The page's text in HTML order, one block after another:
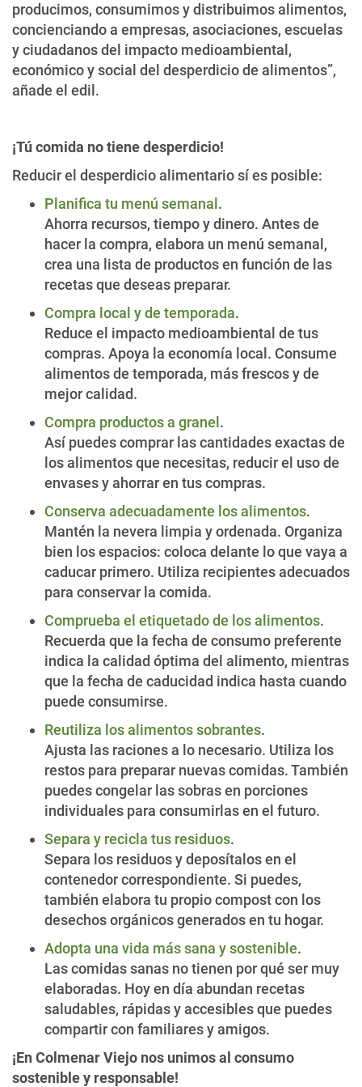
producimos, consumimos y distribuimos alimentos,
concienciando a empresas, asociaciones, escuelas
y ciudadanos del impacto medioambiental,
económico y social del desperdicio de alimentos”,
añade el edil.
¡Tú comida no tiene desperdicio!
Reducir el desperdicio alimentario sí es posible:
Planifica tu menú semanal .
Ahorra recursos, tiempo y dinero. Antes de
hacer la compra, elabora un menú semanal,
crea una lista de productos en función de las
recetas que deseas preparar.
Compra local y de temporada.
Reduce el impacto medioambiental de tus
compras. Apoya la economía local. Consume
alimentos de temporada, más frescos y de
mejor calidad.
Compra productos a granel .
Así puedes comprar las cantidades exactas de
los alimentos que necesitas, reducir el uso de
envases y ahorrar en tus compras.
Conserva adecuadamente los alimentos.
Mantén la nevera limpia y ordenada. Organiza
bien los espacios: coloca delante lo que vaya a
caducar primero. Utiliza recipientes adecuados
para conservar la comida.
Comprueba el etiquetado de los alimentos.
Recuerda que la fecha de consumo preferente
indica la calidad óptima del alimento, mientras
que la fecha de caducidad indica hasta cuando
puede consumirse.
Reutiliza los alimentos sobrantes.
Ajusta las raciones a lo necesario. Utiliza los
restos para preparar nuevas comidas. También
puedes congelar las sobras en porciones
individuales para consumirlas en el futuro.
Separa y recicla tus residuos.
Separa los residuos y deposítalos en el
contenedor correspondiente. Si puedes,
también elabora tu propio compost con los
desechos orgánicos generados en tu hogar.
Adopta una vida más sana y sostenible.
Las comidas sanas no tienen por qué ser muy
elaboradas. Hoy en día abundan recetas
saludables, rápidas y accesibles que puedes
compartir con familiares y amigos.
¡En Colmenar Viejo nos unimos al consumo
sostenible y responsable!